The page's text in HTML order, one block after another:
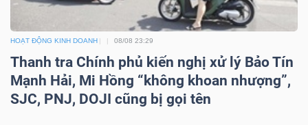
HOẠT ĐỘNG KINH DOANH 08/08 23:29
Thanh tra Chính phủ kiến nghị xử lý Bảo Tín
Mạnh Hải, Mi Hồng “không khoan nhượng”,
SJC, PNJ, DOJI cũng bị gọi tên